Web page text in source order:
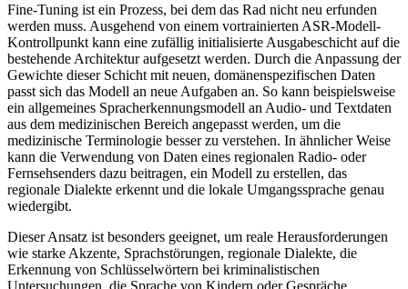
Fine-Tuning ist ein Prozess, bei dem das Rad nicht neu erfunden
werden muss. Ausgehend von einem vortrainierten ASR-Modell-
Kontrollpunkt kann eine zufällig initialisierte Ausgabeschicht auf die
bestehende Architektur aufgesetzt werden. Durch die Anpassung der
Gewichte dieser Schicht mit neuen, domänenspezifischen Daten
passt sich das Modell an neue Aufgaben an. So kann beispielsweise
ein allgemeines Spracherkennungsmodell an Audio- und Textdaten
aus dem medizinischen Bereich angepasst werden, um die
medizinische Terminologie besser zu verstehen. In ähnlicher Weise
kann die Verwendung von Daten eines regionalen Radio- oder
Fernsehsenders dazu beitragen, ein Modell zu erstellen, das
regionale Dialekte erkennt und die lokale Umgangssprache genau
wiedergibt.
Dieser Ansatz ist besonders geeignet, um reale Herausforderungen
wie starke Akzente, Sprachstörungen, regionale Dialekte, die
Erkennung von Schlüsselwörtern bei kriminalistischen
Untersuchungen, die Sprache von Kindern oder Gespräche